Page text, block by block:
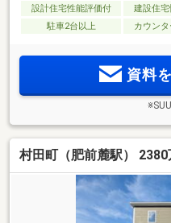
設計住宅性能評価付 建設住
駐車2台以上
カウン
資料
村田町（肥前麓駅） 2380